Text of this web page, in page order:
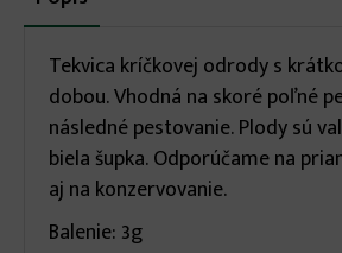
infoskarta)
Tekvica kríčkovej odrody s
dobou. Vhodná na skoré poľné
následné pestovanie. Plody sú
biela šupka. Odporúčame na
aj na konzervovanie.
Balenie: 3g